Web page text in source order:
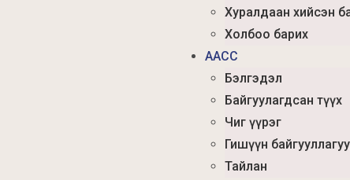
Хуралдаан хийсэн
Холбоо барих
AACC
Бэлгэдэл
Байгуулагдсан түүх
Чиг үүрэг
Гишүүн
Тайлан